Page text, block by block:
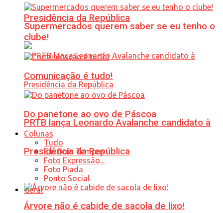
Presidência da República
PRTB lança Leonardo Avalanche candidato à
Presidência da República
Geral
Supermercados querem saber se eu tenho o
clube!
Comunicação é tudo!
Do panetone ao ovo de Páscoa
Colunas
Tudo
Em Dois Tempos
Foto Expressão...
Foto Piada
Ponto Social
Árvore não é cabide de sacola de lixo!